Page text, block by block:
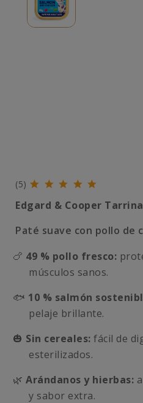
(5)
Edgard & Cooper
Paté suave con pollo de
🍗 49 % pollo fresco:
músculos sanos.
🐟 10 % salmón
pelaje brillante.
🎃 Sin cereales: fácil de
esterilizados.
🌿 Arándanos y hierbas:
y sabor extra.